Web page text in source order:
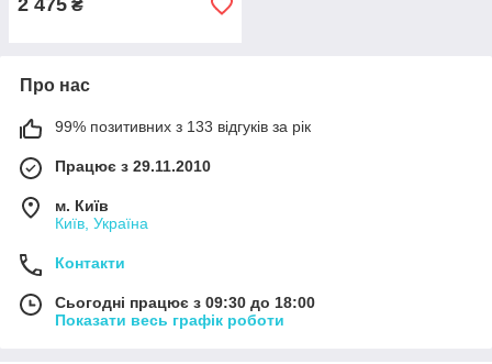
2 475 ₴
Про нас
99% позитивних з 133 відгуків за рік
Працює з 29.11.2010
м. Київ
Київ, Україна
Контакти
Сьогодні працює з 09:30 до 18:00
Показати весь графік роботи